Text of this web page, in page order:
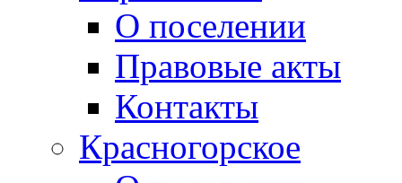
О поселении
Правовые акты
Контакты
Красногорское